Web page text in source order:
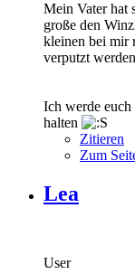
Mein Vater hat
große den
kleinen bei mir
verputzt
Ich werde
halten
Zitieren
Zum
Lea
User